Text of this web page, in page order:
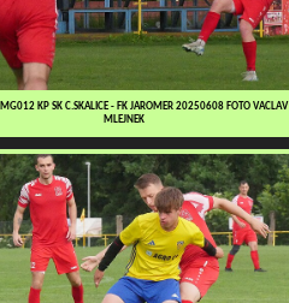
IMG012 KP SK C.SKALICE - FK JAROMER 20250608 FOTO VACLAV
MLEJNEK